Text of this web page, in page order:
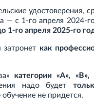
удостоверения,
— с 1-го апреля 2024-
1-го апреля 2025-го
как
категории «A», «B»,
надо будет
не придется.